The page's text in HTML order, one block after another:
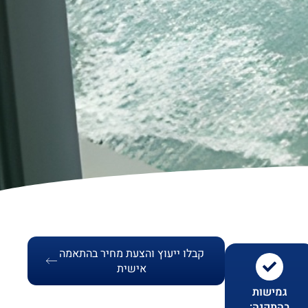
גמישות
קבלו ייעוץ והצעת מחיר בהתאמה
אישית